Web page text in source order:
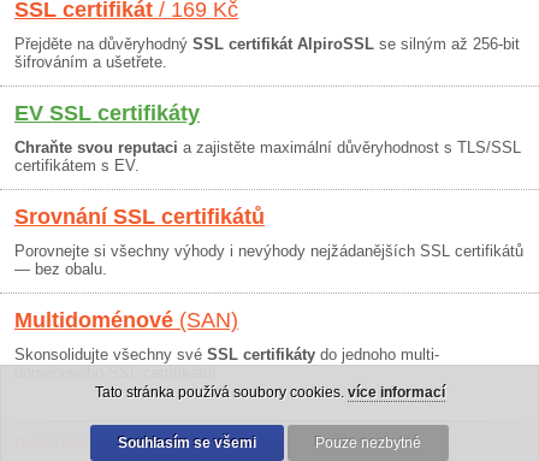
SSL certifikát / 169 Kč
Přejděte na důvěryhodný SSL certifikát AlpiroSSL se silným až 256-bit
šifrováním a ušetřete.
EV SSL certifikáty
Chraňte svou reputaci a zajistěte maximální důvěryhodnost s TLS/SSL
certifikátem s EV.
Srovnání SSL certifikátů
Porovnejte si všechny výhody i nevýhody nejžádanějších SSL certifikátů
— bez obalu.
Multidoménové (SAN)
Skonsolidujte všechny své SSL certifikáty do jednoho multi-
Obchodní podmínky|30 dní záruka
Tato stránka používá soubory cookies. více informací
Souhlasím se všemi Pouze nezbytné